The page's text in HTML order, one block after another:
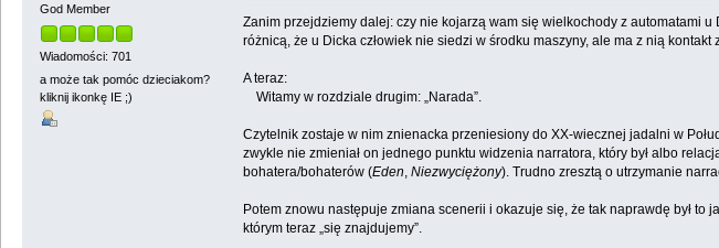
God Member
Wiadomości: 701
a może tak pomóc dzieciakom?
kliknij ikonkę IE ;)
Zanim przejdziemy dalej: czy nie kojarzą wam się wielkochody z automatami
różnicą, że u Dicka człowiek nie siedzi w środku maszyny, ale ma z nią
A teraz:
Witamy w rozdziale drugim: „Narada”.
Czytelnik zostaje w nim znienacka przeniesiony do XX-wiecznej jadalni w
zwykle nie zmieniał on jednego punktu widzenia narratora, który był albo
bohatera/bohaterów (Eden, Niezwyciężony). Trudno zresztą o utrzymanie
Potem znowu następuje zmiana scenerii i okazuje się, że tak naprawdę był
którym teraz „się znajdujemy”.